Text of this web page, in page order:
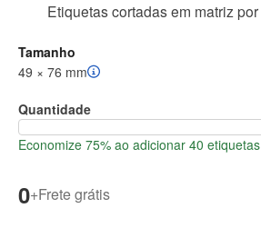
Etiquetas cortadas em matriz por
Tamanho
49 × 76 mm
Quantidade
Economize 75% ao adicionar 40 etiquetas
0+Frete grátis